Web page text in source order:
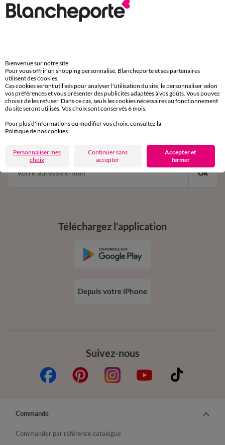
Retours gratuits
par chat et par téléphone
de 8h00 à 20h00 du lundi au samedi
11€ Offerts
en vous inscrivant à la newsletter
conditions dans votre email de confirmation
Ok
Suivez-nous
Téléchargez l’application
Depuis votre iPhone
Commande
Commander par référence catalogue
Bienvenue sur notre site.
Pour vous offrir un shopping personnalisé, Blancheporte et ses partenaires
utilisent des cookies.
Ces cookies seront utilisés pour analyser l'utilisation du site, le personnaliser selon
vos préférences et vous présenter des publicités adaptées à vos goûts. Vous pouvez
choisir de les refuser. Dans ce cas, seuls les cookies nécessaires au fonctionnement
du site seront utilisés. Vos choix sont conservés 6 mois.
Pour plus d'informations ou modifier vos choix, consultez la
Politique de nos cookies
Personnaliser mes
choix
Continuer sans
accepter
Accepter et
fermer